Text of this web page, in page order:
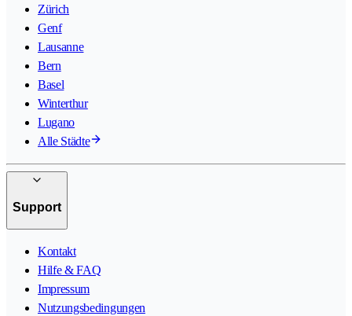
Zürich
Genf
Lausanne
Bern
Basel
Winterthur
Lugano
Alle Städte
Support
Kontakt
Hilfe & FAQ
Impressum
Nutzungsbedingungen